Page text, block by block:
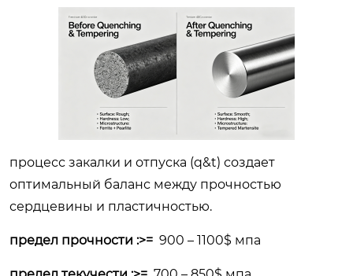
процесс закалки и отпуска (q&t) создает
оптимальный баланс между прочностью
сердцевины и пластичностью.
предел прочности :>= 900 – 1100$ мпа